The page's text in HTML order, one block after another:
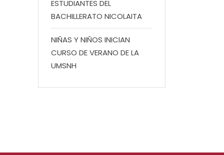
ESTUDIANTES DEL
BACHILLERATO NICOLAITA
NIÑAS Y NIÑOS INICIAN
CURSO DE VERANO DE LA
UMSNH